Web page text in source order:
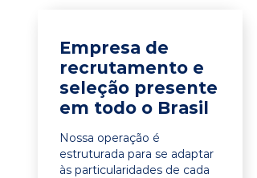
Empresa de
recrutamento e
seleção presente
em todo o Brasil
Nossa operação é
estruturada para se adaptar
às particularidades de cada